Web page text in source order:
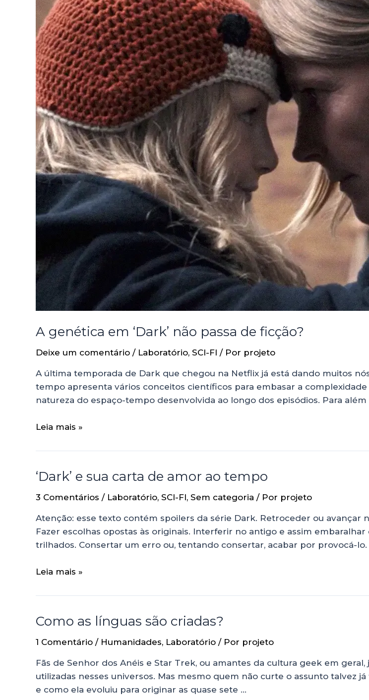
A genética em ‘Dark’ não passa de ficção?
Deixe um comentário / Laboratório, SCI-FI / Por projeto
A última temporada de Dark que chegou na Netflix já está dando muitos
tempo apresenta vários conceitos científicos para embasar a
natureza do espaço-tempo desenvolvida ao longo dos episódios. Para
Leia mais »
‘Dark’ e sua carta de amor ao tempo
3 Comentários / Laboratório, SCI-FI, Sem categoria / Por projeto
Atenção: esse texto contém spoilers da série Dark. Retroceder ou
Fazer escolhas opostas às originais. Interferir no antigo e assim
trilhados. Consertar um erro ou, tentando consertar, acabar por provocá-
Leia mais »
Como as línguas são criadas?
1 Comentário / Humanidades, Laboratório / Por projeto
Fãs de Senhor dos Anéis e Star Trek, ou amantes da cultura geek em
utilizadas nesses universos. Mas mesmo quem não curte o assunto talvez
e como ela evoluiu para originar as quase sete …